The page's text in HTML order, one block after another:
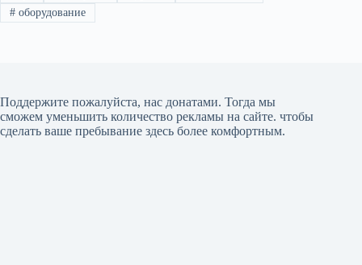
#оборудование
Поддержите пожалуйста, нас донатами. Тогда мы
сможем уменьшить количество рекламы на сайте. чтобы
сделать ваше пребывание здесь более комфортным.